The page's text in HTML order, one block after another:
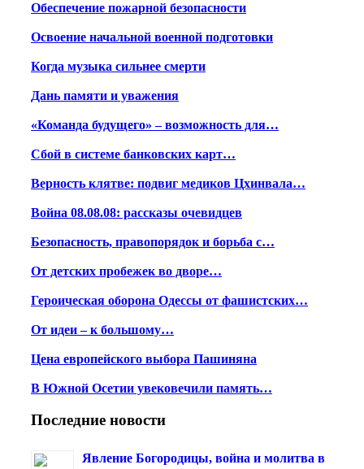
Обеспечение пожарной безопасности
Освоение начальной военной подготовки
Когда музыка сильнее смерти
Дань памяти и уважения
«Команда будущего» – возможность для…
Сбой в системе банковских карт…
Верность клятве: подвиг медиков Цхинвала…
Война 08.08.08: рассказы очевидцев
Безопасность, правопорядок и борьба с…
От детских пробежек во дворе…
Героическая оборона Одессы от фашистских…
От идеи – к большому…
Цена европейского выбора Пашиняна
В Южной Осетии увековечили память…
Последние новости
Явление Богородицы, война и молитва в